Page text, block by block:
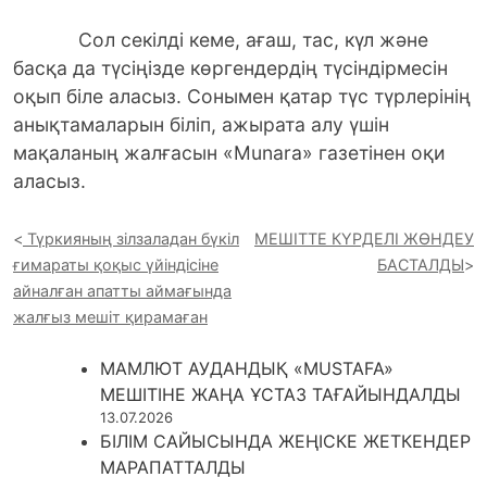
Сол секілді кеме, ағаш, тас, күл және
басқа да түсіңізде көргендердің түсіндірмесін
оқып біле аласыз. Сонымен қатар түс түрлерінің
анықтамаларын біліп, ажырата алу үшін
мақаланың жалғасын «Munara» газетінен оқи
аласыз.
Түркияның зілзаладан бүкіл
ғимараты қоқыс үйіндісіне
айналған апатты аймағында
жалғыз мешіт қирамаған
МЕШІТТЕ КҮРДЕЛІ ЖӨНДЕУ
БАСТАЛДЫ
МАМЛЮТ АУДАНДЫҚ «MUSTAFA»
МЕШІТІНЕ ЖАҢА ҰСТАЗ ТАҒАЙЫНДАЛДЫ
13.07.2026
БІЛІМ САЙЫСЫНДА ЖЕҢІСКЕ ЖЕТКЕНДЕР
МАРАПАТТАЛДЫ